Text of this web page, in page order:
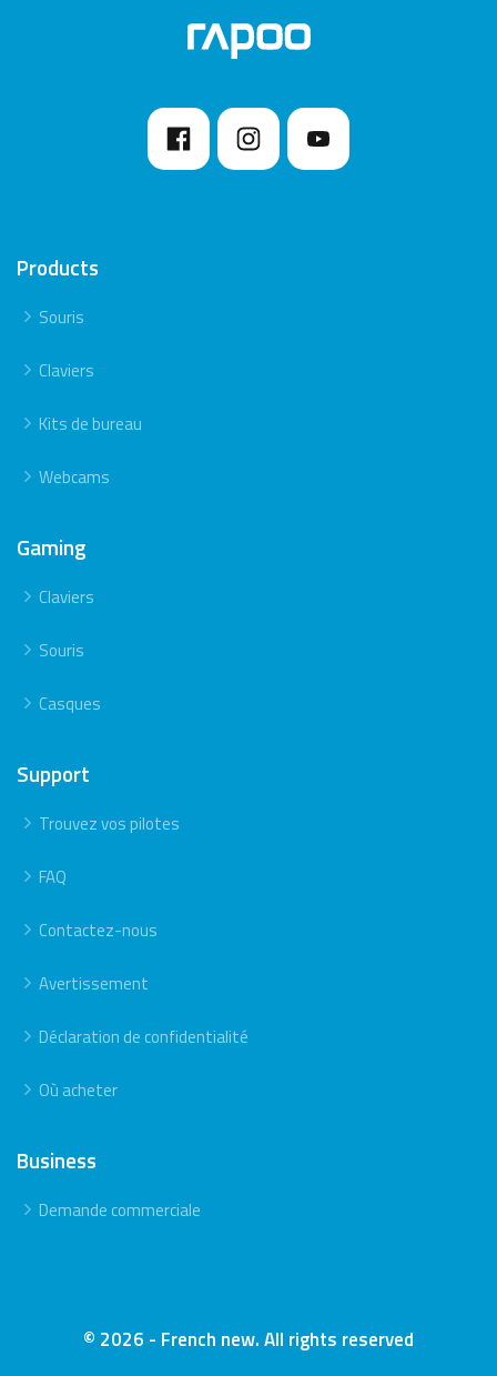
Products
Souris
Claviers
Kits de bureau
Webcams
Gaming
Claviers
Souris
Casques
Support
Trouvez vos pilotes
FAQ
Contactez-nous
Avertissement
Déclaration de confidentialité
Où acheter
Business
Demande commerciale
© 2026 - French new. All rights reserved